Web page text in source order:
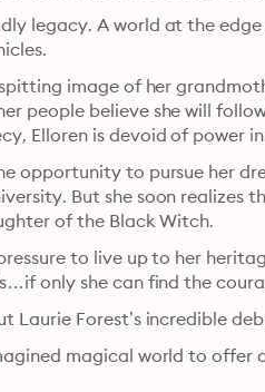
legacy. A world at the
image of her
people believe she will
Elloren is devoid of power
opportunity to pursue her
But she soon realizes
of the Black Witch.
to live up to her
only she can find the
Laurie Forest’s incredible
magical world to